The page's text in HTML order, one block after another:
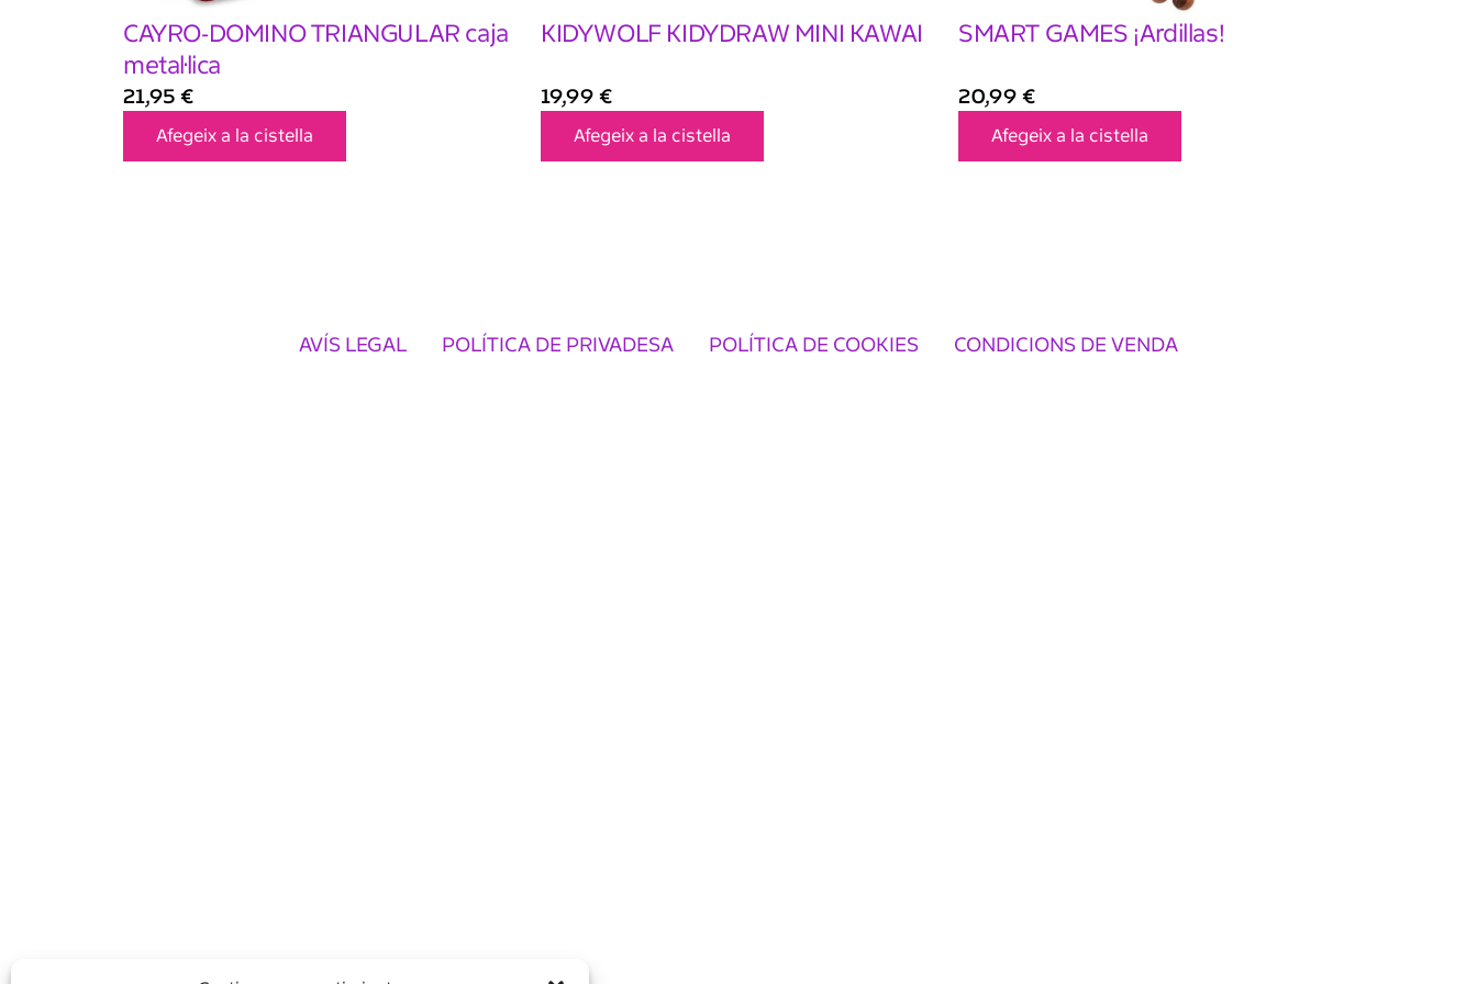
CAYRO-DOMINO TRIANGULAR caja
metal·lica
21,95 €
Afegeix a la cistella
KIDYWOLF KIDYDRAW MINI KAWAI
19,99 €
Afegeix a la cistella
SMART GAMES ¡Ardillas!
20,99 €
Afegeix a la cistella
AVÍS LEGAL POLÍTICA DE PRIVADESA POLÍTICA DE COOKIES CONDICIONS DE VENDA